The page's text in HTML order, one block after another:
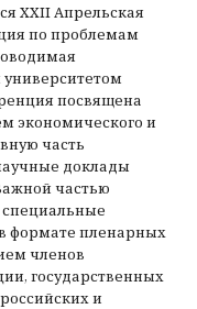
XXII Апрельская
по проблемам
посвящена
экономического и
часть
доклады
частью
формате пленарных
членов
государственных
и